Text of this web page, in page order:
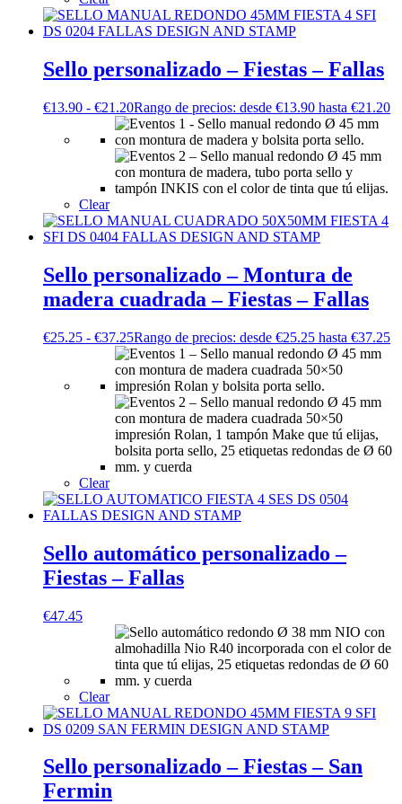
Sello personalizado – Fiestas – Fallas
€13.90 - €21.20Rango de precios: desde €13.90 hasta €21.20
Clear
Sello personalizado – Montura de
madera cuadrada – Fiestas – Fallas
€25.25 - €37.25Rango de precios: desde €25.25 hasta €37.25
Clear
Sello automático personalizado –
Fiestas – Fallas
€47.45
Clear
Sello personalizado – Fiestas – San
Fermin